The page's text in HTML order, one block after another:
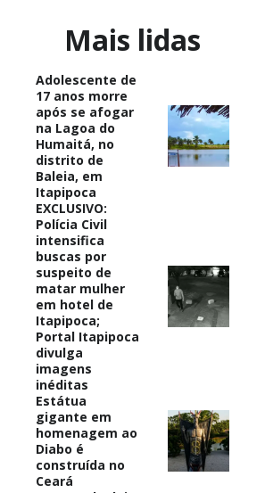
Mais lidas
Adolescente de
17 anos morre
após se afogar
na Lagoa do
Humaitá, no
distrito de
Baleia, em
Itapipoca
EXCLUSIVO:
Polícia Civil
intensifica
buscas por
suspeito de
matar mulher
em hotel de
Itapipoca;
Portal Itapipoca
divulga
imagens
inéditas
Estátua
gigante em
homenagem ao
Diabo é
construída no
Ceará